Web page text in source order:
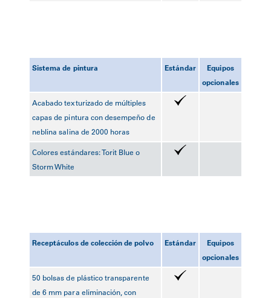
Sistema de pintura Estándar
Equipos
opcionales
Acabado texturizado de múltiples
capas de pintura con desempeño de
neblina salina de 2000 horas
Colores estándares: Torit Blue o
Storm White
Receptáculos de colección de polvo Estándar
Equipos
opcionales
50 bolsas de plástico transparente
de 6 mm para eliminación, con